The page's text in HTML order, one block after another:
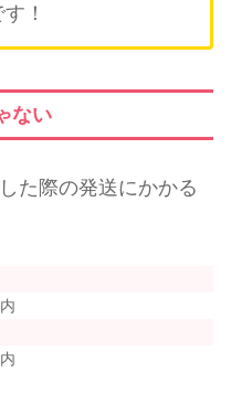
！
ない
た際の発送にかかる